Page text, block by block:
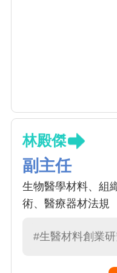
林殿傑
副主任
生物醫學材料、組
術、醫療器材法規
#生醫材料創業